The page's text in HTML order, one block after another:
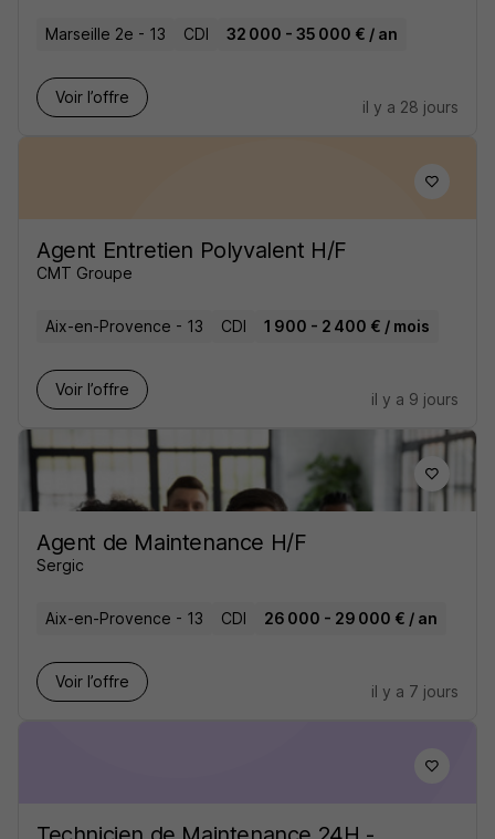
Marseille 2e - 13 CDI 32 000 - 35 000 € / an
Voir l’offre
il y a 28 jours
Agent Entretien Polyvalent H/F
CMT Groupe
Aix-en-Provence - 13 CDI 1 900 - 2 400 € / mois
Voir l’offre
il y a 9 jours
Agent de Maintenance H/F
Sergic
Aix-en-Provence - 13 CDI 26 000 - 29 000 € / an
Voir l’offre
il y a 7 jours